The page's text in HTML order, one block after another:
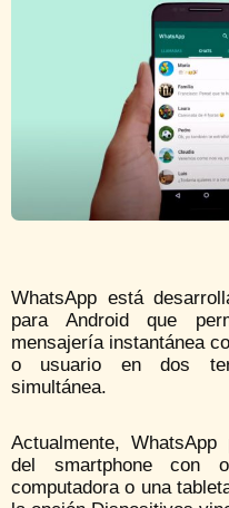
WhatsApp está
para Android que
mensajería instantánea
o usuario en dos
simultánea.
Actualmente,
del smartphone con
computadora o una